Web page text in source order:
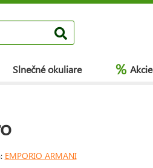
Slnečné okuliare % Akcie
EMPORIO ARMANI